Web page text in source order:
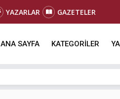
YAZARLAR GAZETELER
ANA SAYFA KATEGORİLER